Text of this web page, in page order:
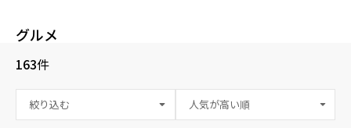
グルメ
163件
絞り込む